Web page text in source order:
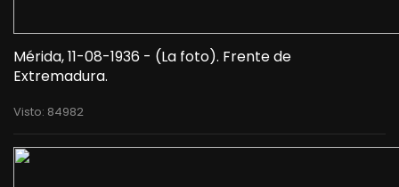
Mérida, 11-08-1936 - (La foto). Frente de
Extremadura.
Visto: 84982